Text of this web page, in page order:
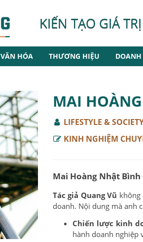
KIẾN TẠO GIÁ
VĂN HÓA THƯƠNG HIỆU
MAI
LIFESTYLE &
KINH NGHIỆM
Mai Hoàng Nhật
Tác giả Quang Vũ
doanh. Nội dung mà anh
Chiến lược kinh
hành doanh nghiệp